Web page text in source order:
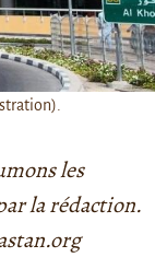
les
la rédaction.